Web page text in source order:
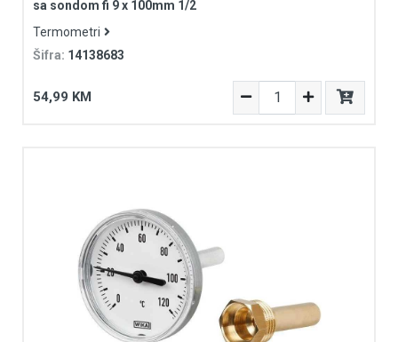
sa sondom fi 9 x 100mm 1/2
Termometri
Šifra: 14138683
54,99 KM